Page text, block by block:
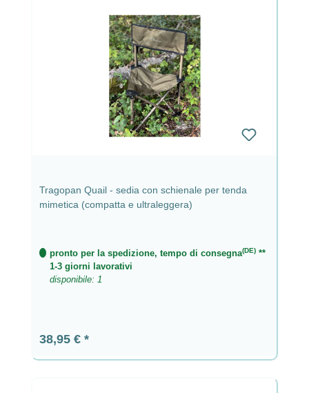
Tragopan Quail - sedia con schienale per tenda
mimetica (compatta e ultraleggera)
pronto per la spedizione, tempo di consegna(DE) **
1-3 giorni lavorativi
disponibile: 1
Prezzo normale:
38,95 €